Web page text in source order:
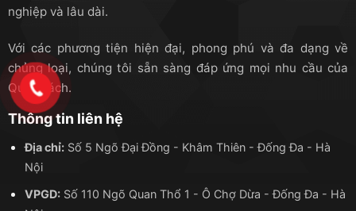
nghiệp và lâu dài.
Với các phương tiện hiện đại, phong phú và đa dạng về
chủng loại, chúng tôi sẵn sàng đáp ứng mọi nhu cầu của
Quý khách.
Thông tin liên hệ
Địa chỉ:Số 5 Ngõ Đại Đồng - Khâm Thiên - Đống Đa - Hà
Nội
VPGD:Số 110 Ngõ Quan Thổ 1 - Ô Chợ Dừa - Đống Đa - Hà